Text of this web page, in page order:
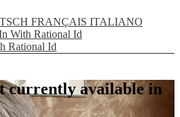
FRANÇAIS ITALIANO
With Rational Id
Rational Id
currently available in